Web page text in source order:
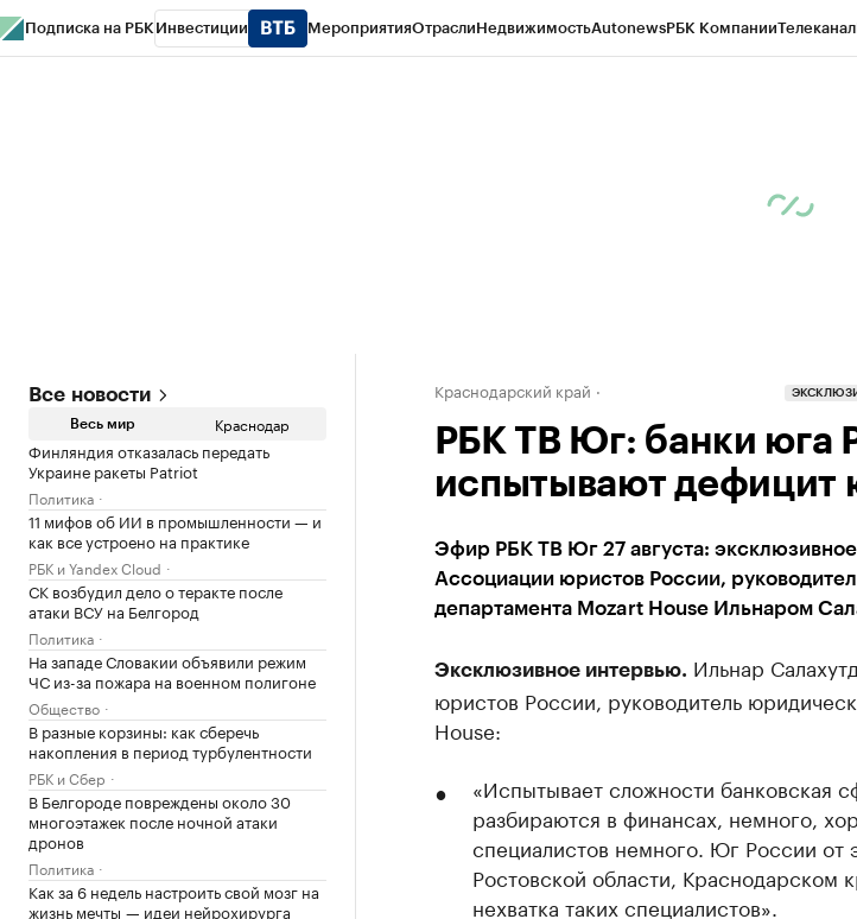
Подписка на РБК Инвестиции МероприятияОтраслиНедвижимостьAutonewsРБК КомпанииТелеканал
Все новости
Весь мир Краснодар
Финляндия отказалась передать
Украине ракеты Patriot
Политика
11 мифов об ИИ в промышленности — и
как все устроено на практике
РБК и Yandex Cloud
СК возбудил дело о теракте после
атаки ВСУ на Белгород
Политика
На западе Словакии объявили режим
ЧС из-за пожара на военном полигоне
Общество
В разные корзины: как сберечь
накопления в период турбулентности
РБК и Сбер
В Белгороде повреждены около 30
многоэтажек после ночной атаки
дронов
Политика
Как за 6 недель настроить свой мозг на
жизнь мечты — идеи нейрохирурга
Краснодарский край
РБК ТВ Юг: банки юга
испытывают дефицит
Эфир РБК ТВ Юг 27 августа:
Ассоциации юристов России,
департамента Mozart House Ильнаром
Эксклюзивное интервью. Ильнар
юристов России, руководитель
House:
«Испытывает сложности банковская
разбираются в финансах, немного,
специалистов немного. Юг России от
Ростовской области, Краснодарском
нехватка таких специалистов».